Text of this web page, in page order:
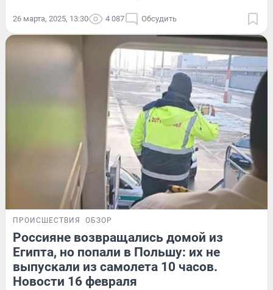
26 марта, 2025, 13:30 4 087 Обсудить
ПРОИСШЕСТВИЯ ОБЗОР
Россияне возвращались домой из
Египта, но попали в Польшу: их не
выпускали из самолета 10 часов.
Новости 16 февраля